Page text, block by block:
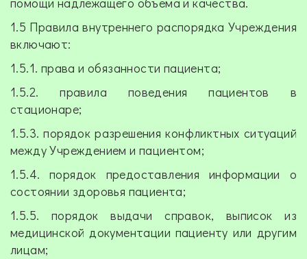
1.5 Правила внутреннего распорядка Учреждения
включают:
1.5.1. права и обязанности пациента;
1.5.2. правила поведения пациентов в
стационаре;
1.5.3. порядок разрешения конфликтных ситуаций
между Учреждением и пациентом;
1.5.4. порядок предоставления информации о
состоянии здоровья пациента;
1.5.5. порядок выдачи справок, выписок из
медицинской документации пациенту или другим
лицам;